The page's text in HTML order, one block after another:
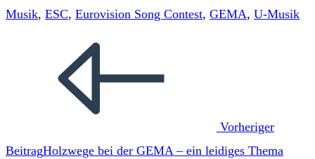
Musik, ESC, Eurovision Song Contest, GEMA, U-Musik
ansehen
Vorheriger
BeitragHolzwege bei der GEMA – ein leidiges Thema